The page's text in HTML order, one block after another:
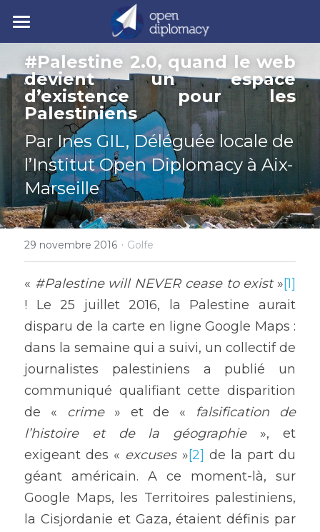
| Accueil
| Nos activités
• Nos jeunes leaders
• Nos événements
• Nos publications
• Y7 2026
| Nos actualités
| Polycrise
Comprendre la polycrise
• Crise géopolitique
• Crise écologique
• Crise économique
• Crise politique
| À propos
• Notre mission
• Notre gouvernance
• Nos experts
• Nos partenaires
Rechercher
Y7 2026
#Palestine 2.0, quand le web
devient un espace
d’existence pour les
Palestiniens
Par Ines GIL, Déléguée locale de
l’Institut Open Diplomacy à Aix-
Marseille
29 novembre 2016 · Golfe
« #Palestine will NEVER cease to exist »[1]
! Le 25 juillet 2016, la Palestine aurait
disparu de la carte en ligne Google Maps :
dans la semaine qui a suivi, un collectif de
journalistes palestiniens a publié un
communiqué qualifiant cette disparition
de « crime » et de « falsification de
l’histoire et de la géographie », et
exigeant des « excuses »[2] de la part du
géant américain. A ce moment-là, sur
Google Maps, les Territoires palestiniens,
la Cisjordanie et Gaza, étaient définis par